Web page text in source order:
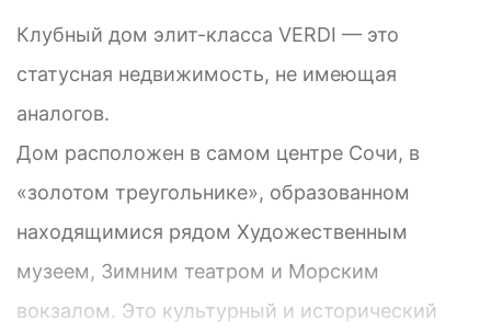
Клубный дом элит-класса VERDI — это
статусная недвижимость, не имеющая
аналогов.
Дом расположен в самом центре Сочи, в
«золотом треугольнике», образованном
находящимися рядом Художественным
музеем, Зимним театром и Морским
вокзалом. Это культурный и исторический